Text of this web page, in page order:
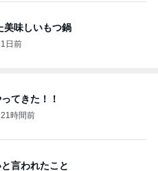
美味しいもつ鍋
1日前
てきた！！
21時間前
言われたこと